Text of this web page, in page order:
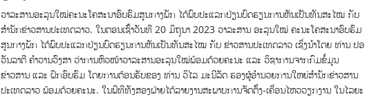
ວາລະສານອະລຸນໃໝ່ຄະນະໂຄສະນາອົບຮົມສູນກາງພັກ ໄດ້ພົບປະແລກປ່ຽນບົດຮຽນການຫັນເປັນທັນສະໄໝ ກັບ
ສຳນັກຂ່າວສານປະເທດລາວ. ໃນຕອນເຊົ້າວັນທີ 20 ມິຖຸນາ 2023 ວາລະສານ ອະລຸນໃໝ່ ຄະນະໂຄສະນາອົບຮົມ
ສູນກາງພັກ ໄດ້ພົບປະແລກປ່ຽນບົດຮຽນການຫັນເປັນທັນສະໄໝ ກັບ ຂ່າວສານປະເທດລາວ ເຊິ່ງນໍາໂດຍ ທ່ານ ປອ
ວັນລາຕີ ຄຳວານວົງສາ ວ່າການຫົວໜ້າວາລະສານອະລຸນໃໝ່ພ້ອມດ້ວຍຄະນະ ແລະ ວິຊາການຈາກກົມຂໍ້ມູນ
ຂ່າວສານ ແລະ ຝຶກອົບຮົມ ໂດຍການຕ້ອນຮັບຂອງ ທ່ານ ວິໄລ ມະນີລັດ ຮອງຜູ້ອຳນວຍການໃຫຍ່ສຳນັກຂ່າວສານ
ປະເທດລາວ ພ້ອມດ້ວຍຄະນະ. ໃນພີທີທັງສອງຝ່າຍໄດ້ລາຍງານສະພາບການຈັດຕັ້ງ-ເຄື່ອນໄຫວວຽກງານ ໃນໄລຍະ